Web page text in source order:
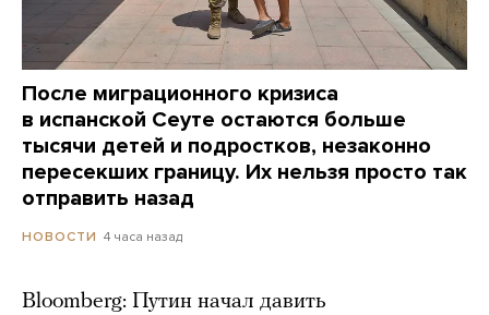
После миграционного кризиса
в испанской Сеуте остаются больше
тысячи детей и подростков, незаконно
пересекших границу. Их нельзя просто так
отправить назад
НОВОСТИ 4 часа назад
Bloomberg: Путин начал давить